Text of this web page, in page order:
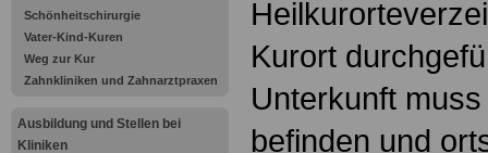
Schönheitschirurgie
Vater-Kind-Kuren
Weg zur Kur
Zahnkliniken und Zahnarztpraxen
Ausbildung und Stellen bei
Kliniken
Kurort
Unterkunft
befinden und